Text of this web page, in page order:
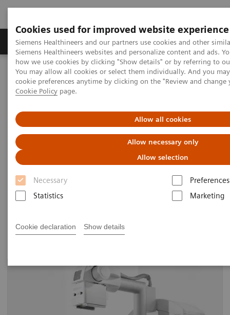
Cookies used for improved website experience
Siemens Healthineers and our partners use cookies and other
Siemens Healthineers websites and personalize content and ads.
how we use cookies by clicking "Show details" or by referring to
You may allow all cookies or select them individually. And you
cookie preferences anytime by clicking on the "Review and
Cookie Policy page.
Allow all cookies
Allow necessary only
Allow selection
Necessary
Preferences
Statistics
Marketing
Cookie declaration Show details
Soluzioni e servizi Insights La nostra
Home Medical Imaging
Apparecchiature per fluoroscopia
Sistemi Telecomandati
Sistemi Telecomandati
I sistemi telecomandati Siemens per fluoroscopia
sono progettati con tubo radiogeno sopra il tavolo
paziente e con azionamento a distanza. Questi